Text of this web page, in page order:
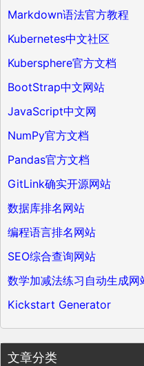
Markdown语法官方教程
Kubernetes中文社区
Kubersphere官方文档
BootStrap中文网站
JavaScript中文网
NumPy官方文档
Pandas官方文档
GitLink确实开源网站
数据库排名网站
编程语言排名网站
SEO综合查询网站
数学加减法练习自动生成网
Kickstart Generator
文章分类